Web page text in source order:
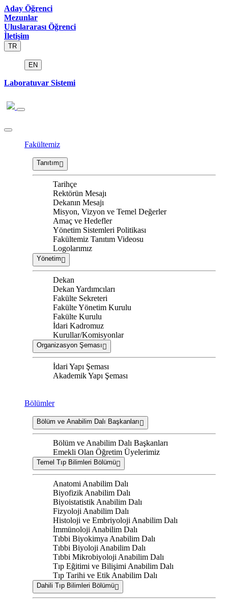
Aday Öğrenci
Mezunlar
Uluslararası Öğrenci
İletişim
TR
EN
Laboratuvar Sistemi
Fakültemiz
Tanıtım
Tarihçe
Rektörün Mesajı
Dekanın Mesajı
Misyon, Vizyon ve Temel Değerler
Amaç ve Hedefler
Yönetim Sistemleri Politikası
Fakültemiz Tanıtım Videosu
Logolarımız
Yönetim
Dekan
Dekan Yardımcıları
Fakülte Sekreteri
Fakülte Yönetim Kurulu
Fakülte Kurulu
İdari Kadromuz
Kurullar/Komisyonlar
Organizasyon Şeması
İdari Yapı Şeması
Akademik Yapı Şeması
Bölümler
Bölüm ve Anabilim Dalı Başkanları
Bölüm ve Anabilim Dalı Başkanları
Emekli Olan Öğretim Üyelerimiz
Temel Tıp Bilimleri Bölümü
Anatomi Anabilim Dalı
Biyofizik Anabilim Dalı
Biyoistatistik Anabilim Dalı
Fizyoloji Anabilim Dalı
Histoloji ve Embriyoloji Anabilim Dalı
İmmünoloji Anabilim Dalı
Tıbbi Biyokimya Anabilim Dalı
Tıbbi Biyoloji Anabilim Dalı
Tıbbi Mikrobiyoloji Anabilim Dalı
Tıp Eğitimi ve Bilişimi Anabilim Dalı
Tıp Tarihi ve Etik Anabilim Dalı
Dahili Tıp Bilimleri Bölümü